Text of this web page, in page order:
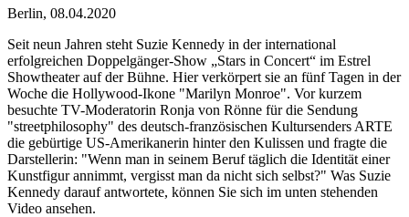
Berlin, 08.04.2020
Seit neun Jahren steht Suzie Kennedy in der international
erfolgreichen Doppelgänger-Show „Stars in Concert“ im Estrel
Showtheater auf der Bühne. Hier verkörpert sie an fünf Tagen in der
Woche die Hollywood-Ikone "Marilyn Monroe". Vor kurzem
besuchte TV-Moderatorin Ronja von Rönne für die Sendung
"streetphilosophy" des deutsch-französischen Kultursenders ARTE
die gebürtige US-Amerikanerin hinter den Kulissen und fragte die
Darstellerin: "Wenn man in seinem Beruf täglich die Identität einer
Kunstfigur annimmt, vergisst man da nicht sich selbst?" Was Suzie
Kennedy darauf antwortete, können Sie sich im unten stehenden
Video ansehen.